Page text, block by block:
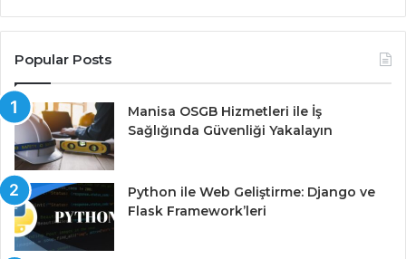
Popular Posts
Manisa OSGB Hizmetleri ile İş
Sağlığında Güvenliği Yakalayın
Python ile Web Geliştirme: Django ve
Flask Framework’leri